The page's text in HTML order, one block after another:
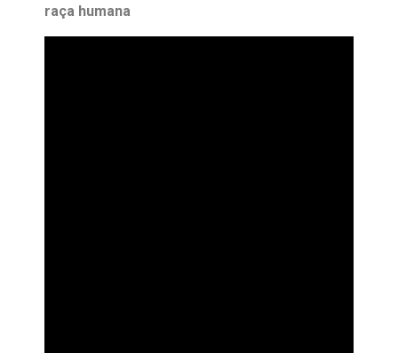
raça humana